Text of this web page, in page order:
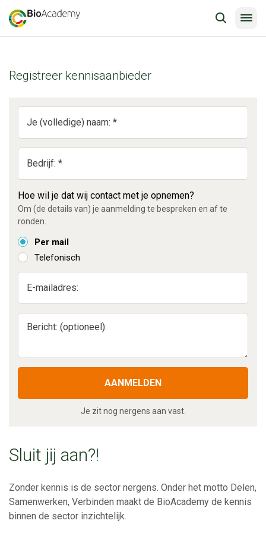
Registreer kennisaanbieder
Sluit jij aan?!
Zonder kennis is de sector nergens. Onder het motto Delen,
Samenwerken, Verbinden maakt de BioAcademy de kennis
binnen de sector inzichtelijk.
Je (volledige) naam: *
Bedrijf: *
Hoe wil je dat wij contact met je opnemen?
Om (de details van) je aanmelding te bespreken en af te
ronden.
Per mail
Telefonisch
E-mailadres:
Bericht: (optioneel):
AANMELDEN
Je zit nog nergens aan vast.